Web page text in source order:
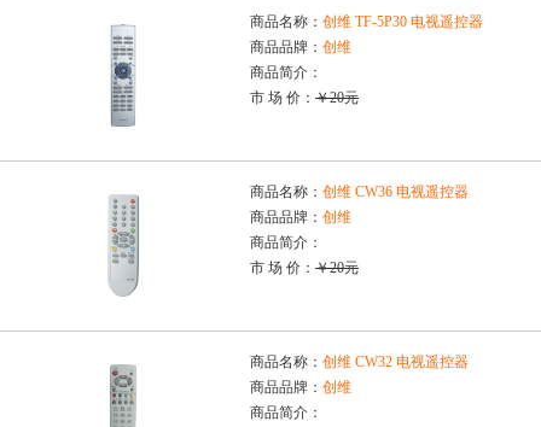
商品名称： 创维 TF-5P30 电视遥控器
商品品牌： 创维
商品简介：
市 场 价： ￥20元
商品名称： 创维 CW36 电视遥控器
商品品牌： 创维
商品简介：
市 场 价： ￥20元
商品名称： 创维 CW32 电视遥控器
商品品牌： 创维
商品简介：